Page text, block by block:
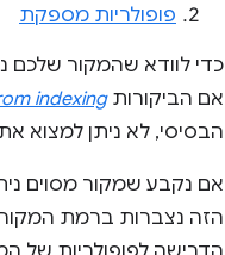
פופולריות מספקת
כדי לוודא שהמקור שלכם
אם הביקורותindexing
הבסיסי, לא ניתן למצוא
אם נקבע שמקור מסוים
הזה נצברות ברמת